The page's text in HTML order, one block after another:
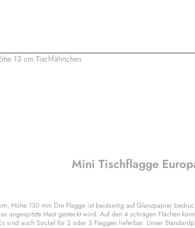
Mini Tischflagge
Höhe 130 mm Die Flagge ist beidseitig auf Glanzpapier
angespitzte Mast gesteckt wird. Auf den 4 schrägen Flächen
sind auch Sockel für 2 oder 3 Flaggen lieferbar. Unser